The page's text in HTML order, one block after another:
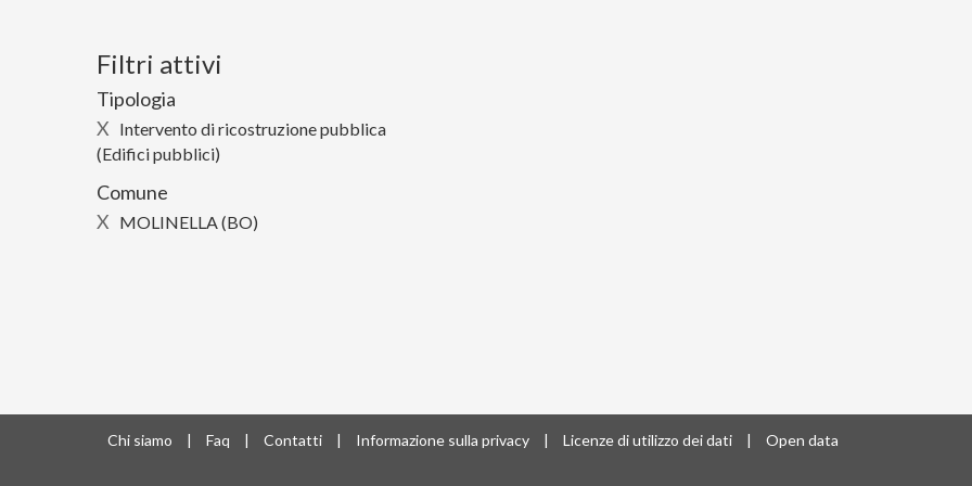
Filtri attivi
Tipologia
X Intervento di ricostruzione pubblica
(Edifici pubblici)
Comune
X MOLINELLA (BO)
Chi siamo | Faq | Contatti | Informazione sulla privacy | Licenze di utilizzo dei dati | Open data